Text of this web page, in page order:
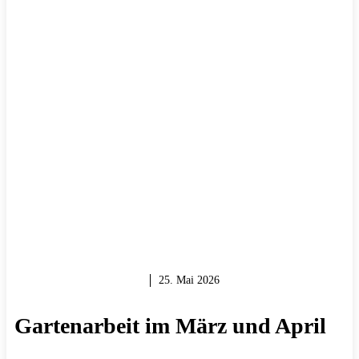
25. Mai 2026
Gartenarbeit im März und April